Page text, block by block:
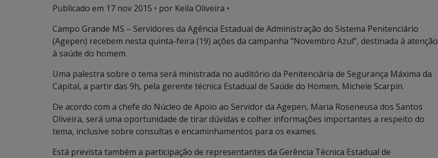
Publicado em 17 nov 2015 • por Keila Oliveira •
Campo Grande MS – Servidores da Agência Estadual de Administração do Sistema Penitenciário
(Agepen) recebem nesta quinta-feira (19) ações da campanha “Novembro Azul”, destinada à atenção
à saúde do homem.
Uma palestra sobre o tema será ministrada no auditório da Penitenciária de Segurança Máxima da
Capital, a partir das 9h, pela gerente técnica Estadual de Saúde do Homem, Michele Scarpin.
De acordo com a chefe do Núcleo de Apoio ao Servidor da Agepen, Maria Roseneusa dos Santos
Oliveira, será uma oportunidade de tirar dúvidas e colher informações importantes a respeito do
tema, inclusive sobre consultas e encaminhamentos para os exames.
Está prevista também a participação de representantes da Gerência Técnica Estadual de